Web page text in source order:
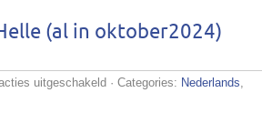
(al in oktober2024)
uitgeschakeldvoor
· Categories: Nederlands,